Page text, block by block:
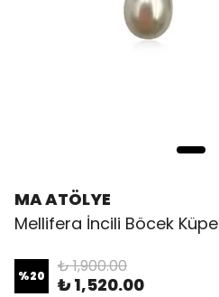
MA ATÖLYE
Mellifera İncili Böcek Küpe
%20 ₺ 1,900.00
₺ 1,520.00